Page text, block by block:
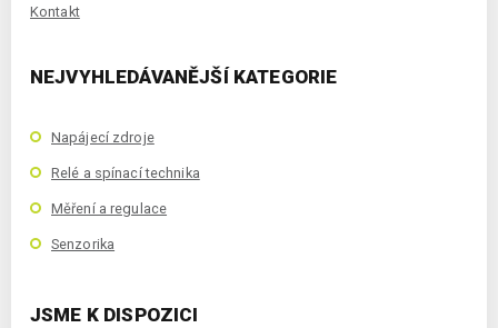
Kontakt
NEJVYHLEDÁVANĚJŠÍ KATEGORIE
Napájecí zdroje
Relé a spínací technika
Měření a regulace
Senzorika
JSME K DISPOZICI